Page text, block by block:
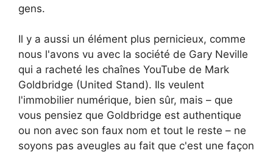
gens.
Il y a aussi un élément plus pernicieux, comme
nous l'avons vu avec la société de Gary Neville
qui a racheté les chaînes YouTube de Mark
Goldbridge (United Stand). Ils veulent
l'immobilier numérique, bien sûr, mais – que
vous pensiez que Goldbridge est authentique
ou non avec son faux nom et tout le reste – ne
soyons pas aveugles au fait que c'est une façon